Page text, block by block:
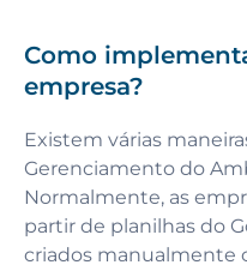
Como
empresa?
Existem várias
Gerenciamento do
Normalmente, as
partir de planilhas do
criados manualmente